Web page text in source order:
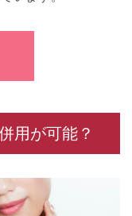
用が可能？